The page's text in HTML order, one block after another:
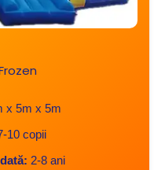
x 5m x 5m
10 copii
2-8 ani